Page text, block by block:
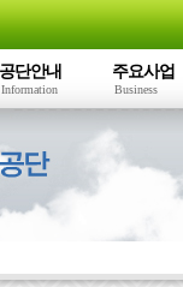
공단안내
Information
주요사업
Business